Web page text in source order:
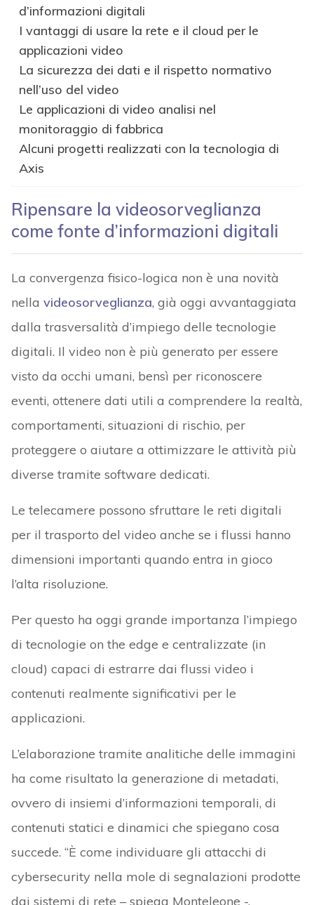
d’informazioni digitali
I vantaggi di usare la rete e il cloud per le
applicazioni video
La sicurezza dei dati e il rispetto normativo
nell’uso del video
Le applicazioni di video analisi nel
monitoraggio di fabbrica
Alcuni progetti realizzati con la tecnologia di
Axis
Ripensare la videosorveglianza
come fonte d’informazioni digitali
La convergenza fisico-logica non è una novità
nella videosorveglianza, già oggi avvantaggiata
dalla trasversalità d’impiego delle tecnologie
digitali. Il video non è più generato per essere
visto da occhi umani, bensì per riconoscere
eventi, ottenere dati utili a comprendere la realtà,
comportamenti, situazioni di rischio, per
proteggere o aiutare a ottimizzare le attività più
diverse tramite software dedicati.
Le telecamere possono sfruttare le reti digitali
per il trasporto del video anche se i flussi hanno
dimensioni importanti quando entra in gioco
l’alta risoluzione.
Per questo ha oggi grande importanza l’impiego
di tecnologie on the edge e centralizzate (in
cloud) capaci di estrarre dai flussi video i
contenuti realmente significativi per le
applicazioni.
L’elaborazione tramite analitiche delle immagini
ha come risultato la generazione di metadati,
ovvero di insiemi d’informazioni temporali, di
contenuti statici e dinamici che spiegano cosa
succede. “È come individuare gli attacchi di
cybersecurity nella mole di segnalazioni prodotte
dai sistemi di rete – spiega Monteleone -.